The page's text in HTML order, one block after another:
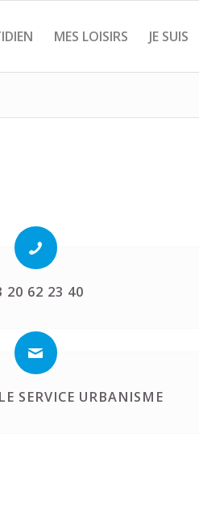
MES LOISIRS JE SUIS
20 62 23 40
SERVICE URBANISME